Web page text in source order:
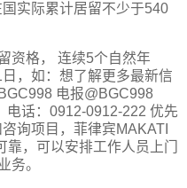
实际累计居留不少于540
资格， 连续5个自然年
，如：想了解更多最新信
电报@BGC998
话：0912-0912-222 优先
询项目，菲律宾MAKATI
，可以安排工作人员上门
务。